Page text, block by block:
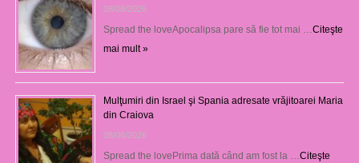
08/08/2026
Spread the loveApocalipsa pare să fie tot mai …Citeşte
mai mult »
Mulţumiri din Israel şi Spania adresate vrăjitoarei Maria
din Craiova
08/08/2026
Spread the lovePrima dată când am fost la …Citeşte